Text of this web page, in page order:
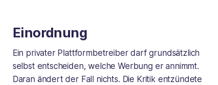
Einordnung
Ein privater Plattformbetreiber darf grundsätzlich
selbst entscheiden, welche Werbung er annimmt.
Daran ändert der Fall nichts. Die Kritik entzündete